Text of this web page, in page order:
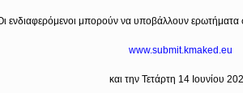
ενδιαφερόμενοι μπορούν να υποβάλλουν
www.submit.kmaked.eu
και την Τετάρτη 14 Ιουνίου